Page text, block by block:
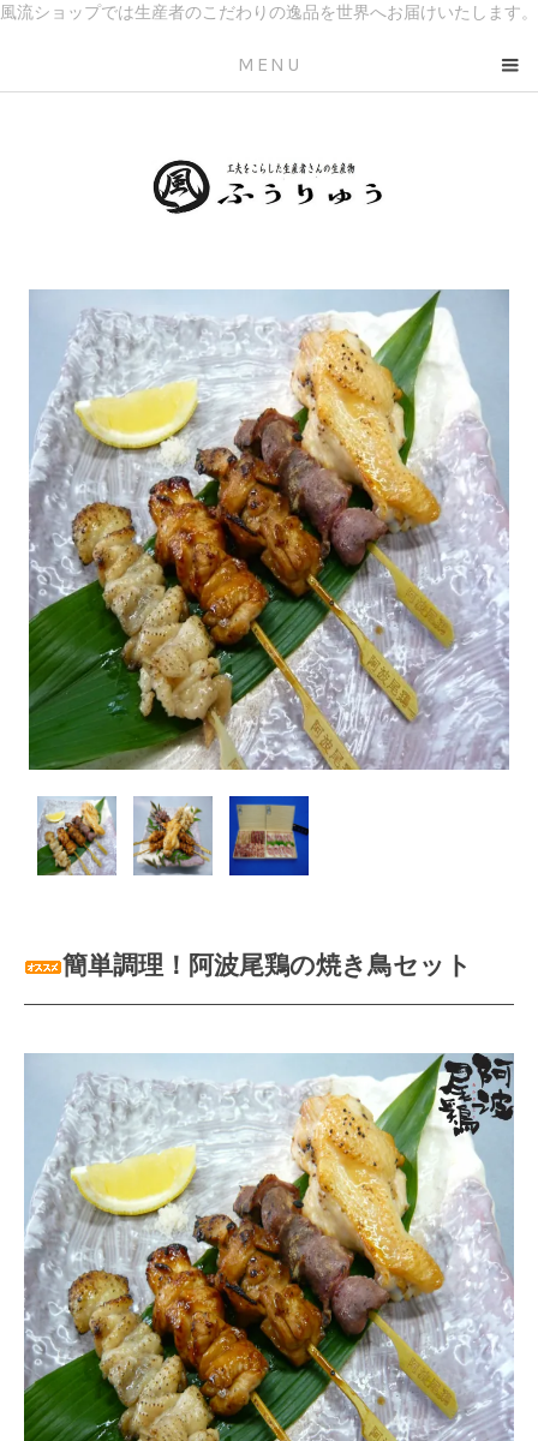
風流ショップでは生産者のこだわりの逸品を世界へお届けいたします。
MENU
簡単調理！阿波尾鶏の焼き鳥セット